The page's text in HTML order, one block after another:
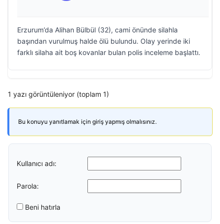
Erzurum’da Alihan Bülbül (32), cami önünde silahla
başından vurulmuş halde ölü bulundu. Olay yerinde iki
farklı silaha ait boş kovanlar bulan polis inceleme başlattı.
1 yazı görüntüleniyor (toplam 1)
Bu konuyu yanıtlamak için giriş yapmış olmalısınız.
Kullanıcı adı:
Parola:
Beni hatırla